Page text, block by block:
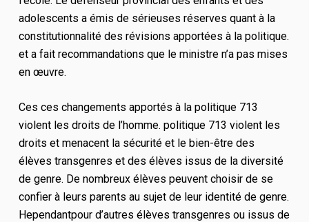
adolescents a émis de sérieuses réserves quant à la
constitutionnalité des révisions apportées à la politique.
et a faitrecommandations que le ministre n’a pas mises
en œuvre.
Ces ces changements apportés à la politique 713
violent les droits de l’homme. politique 713 violent les
droits et menacent la sécurité et le bien-être des
élèves transgenres et des élèves issus de la diversité
de genre. De nombreux élèves peuvent choisir de se
confier à leurs parents au sujet de leur identité de genre.
Hependantpour d’autres élèves transgenres ou issus de